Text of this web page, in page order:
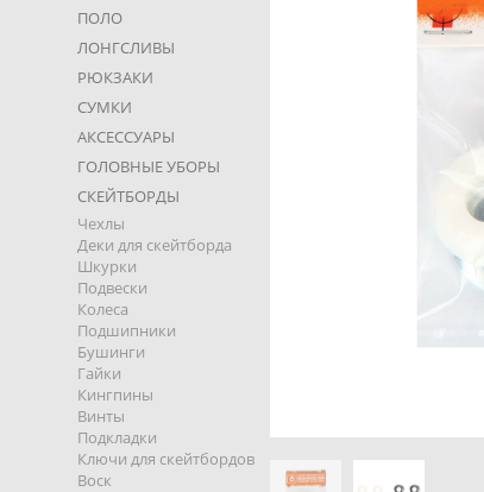
ПОЛО
ЛОНГСЛИВЫ
РЮКЗАКИ
СУМКИ
АКСЕССУАРЫ
ГОЛОВНЫЕ УБОРЫ
СКЕЙТБОРДЫ
Чехлы
Деки для скейтборда
Шкурки
Подвески
Колеса
Подшипники
Бушинги
Гайки
Кингпины
Винты
Подкладки
Ключи для скейтбордов
Воск